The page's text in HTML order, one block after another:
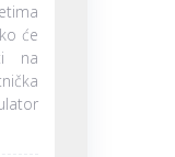
će
na